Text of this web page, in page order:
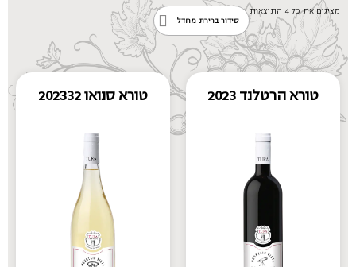
מציגים את כל ⁦4⁩ התוצאות
טורא הרטלנד 2023 טורא סנואו 202332